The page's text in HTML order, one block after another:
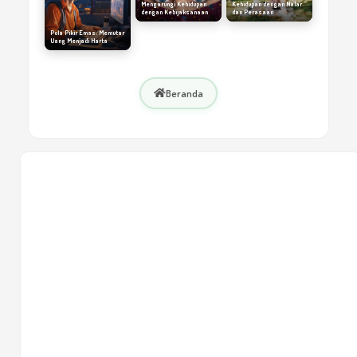
Pola Pikir Emas: Memutar
Uang Menjadi Harta
Mengarungi Kehidupan
dengan Kebijaksanaan
Kehidupan dengan Nalar
dan Perasaan
Beranda